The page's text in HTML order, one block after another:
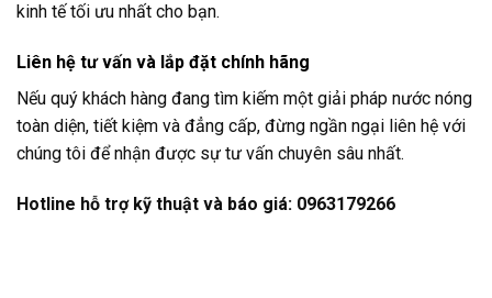
kinh tế tối ưu nhất cho bạn.
Liên hệ tư vấn và lắp đặt chính hãng
Nếu quý khách hàng đang tìm kiếm một giải pháp nước nóng
toàn diện, tiết kiệm và đẳng cấp, đừng ngần ngại liên hệ với
chúng tôi để nhận được sự tư vấn chuyên sâu nhất.
Hotline hỗ trợ kỹ thuật và báo giá: 0963179266